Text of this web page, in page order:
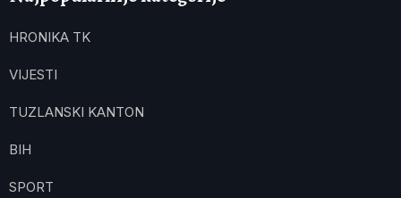
HRONIKA TK
VIJESTI
TUZLANSKI KANTON
BIH
SPORT